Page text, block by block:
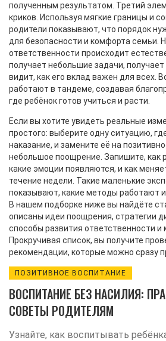
полученным результатом. Третий
криков. Используя мягкие границы и
родители показывают, что порядок
для безопасности и комфорта семьи.
ответственности происходит
получает небольшие задачи, получает
видит, как его вклад важен для всех.
работают в тандеме, создавая
где ребёнок готов учиться и расти.
Если вы хотите увидеть реальные
простого: выберите одну ситуацию,
наказание, и замените её на
небольшое поощрение. Запишите, как
какие эмоции появляются, и как
течение недели. Такие маленькие
показывают, какие методы работают
В нашем подборке ниже вы найдёте
описаны идеи поощрения, стратегии
способы развития ответственности и
Прокручивая список, вы получите
рекомендации, которые можно сразу
ПОЗИТИВНОЕ ВОСПИТАНИЕ
ВОСПИТАНИЕ БЕЗ НАСИЛИЯ:
СОВЕТЫ РОДИТЕЛЯМ
Узнайте, как воспитывать